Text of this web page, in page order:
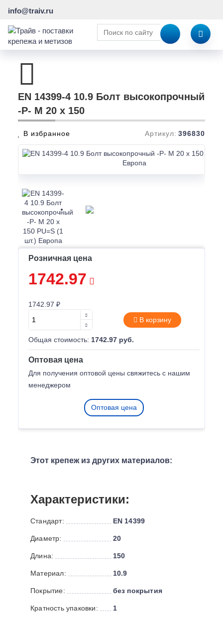
info@traiv.ru
EN 14399-4 10.9 Болт высокопрочный
-P- M 20 x 150
В избранное Артикул: 396830
Розничная цена
1742.97
1742.97 ₽
В корзину
Общая стоимость: 1742.97 руб.
Оптовая цена
Для получения оптовой цены свяжитесь с нашим
менеджером
Оптовая цена
Этот крепеж из других материалов:
Характеристики:
Стандарт: EN 14399
Диаметр: 20
Длина: 150
Материал: 10.9
Покрытие: без покрытия
Кратность упаковки: 1